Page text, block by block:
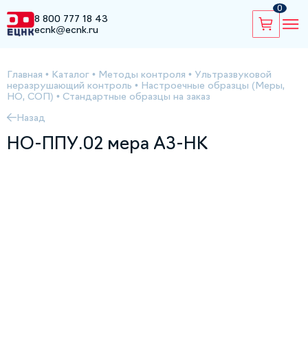
8 800 777 18 43
ecnk@ecnk.ru
0
Главная • Каталог • Методы контроля • Ультразвуковой
неразрушающий контроль • Настроечные образцы (Меры,
НО, СОП) • Стандартные образцы на заказ
Назад
НО-ППУ.02 мера АЗ-НК